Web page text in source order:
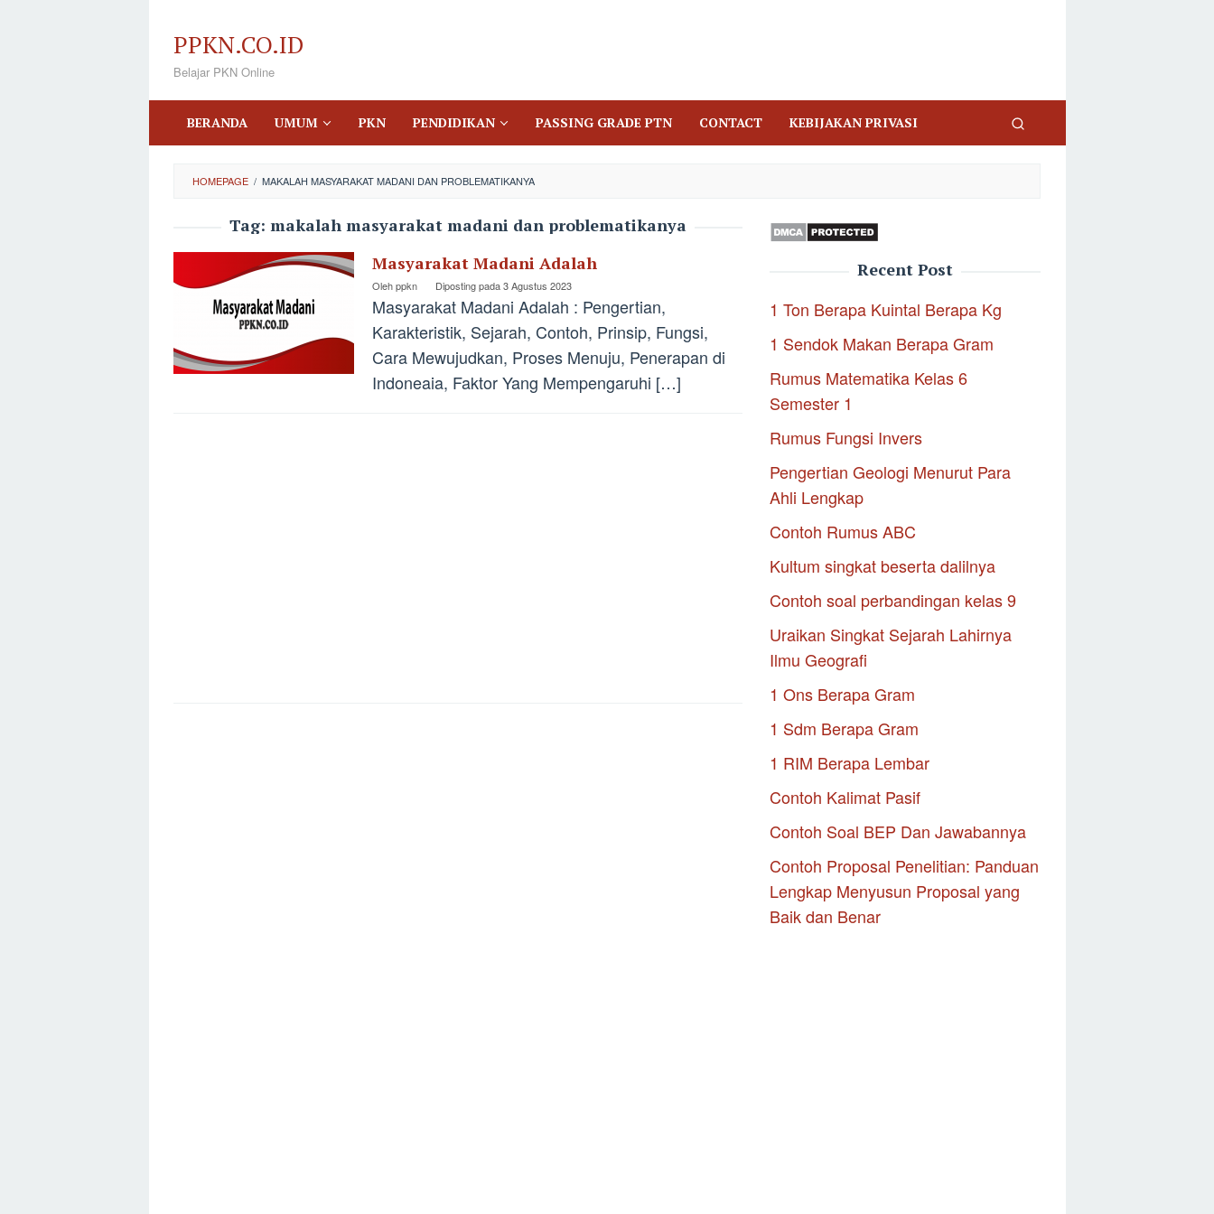
konten
PPKN.CO.ID
Belajar PKN Online
BERANDA UMUM PKN PENDIDIKAN PASSING GRADE PTN CONTACT KEBIJAKAN PRIVASI
HOMEPAGE / MAKALAH MASYARAKAT MADANI DAN PROBLEMATIKANYA
Tag: makalah masyarakat madani dan problematikanya
Masyarakat Madani Adalah
Olehppkn Diposting pada3 Agustus 2023
Masyarakat Madani Adalah : Pengertian,
Karakteristik, Sejarah, Contoh, Prinsip, Fungsi,
Cara Mewujudkan, Proses Menuju, Penerapan di
Indoneaia, Faktor Yang Mempengaruhi […]
Recent Post
1 Ton Berapa Kuintal Berapa Kg
1 Sendok Makan Berapa Gram
Rumus Matematika Kelas 6
Semester 1
Rumus Fungsi Invers
Pengertian Geologi Menurut Para
Ahli Lengkap
Contoh Rumus ABC
Kultum singkat beserta dalilnya
Contoh soal perbandingan kelas 9
Uraikan Singkat Sejarah Lahirnya
Ilmu Geografi
1 Ons Berapa Gram
1 Sdm Berapa Gram
1 RIM Berapa Lembar
Contoh Kalimat Pasif
Contoh Soal BEP Dan Jawabannya
Contoh Proposal Penelitian: Panduan
Lengkap Menyusun Proposal yang
Baik dan Benar